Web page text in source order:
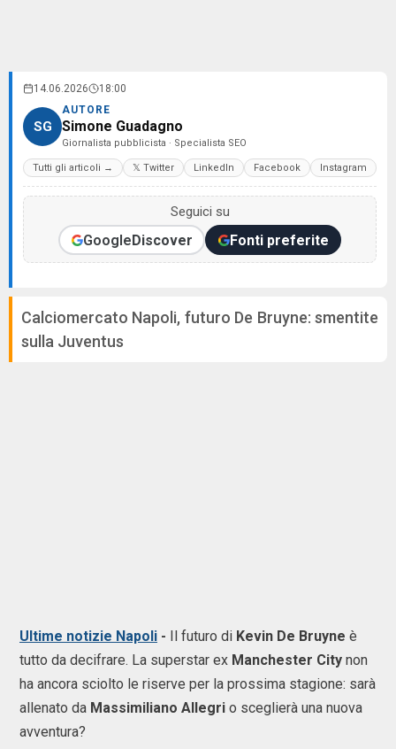
14.06.2026 18:00
SG
AUTORE
Simone Guadagno
Giornalista pubblicista · Specialista SEO
Tutti gli articoli → 𝕏 Twitter LinkedIn Facebook Instagram
Seguici su
GoogleDiscover Fonti preferite
Calciomercato Napoli, futuro De Bruyne: smentite
sulla Juventus
Ultime notizie Napoli - Il futuro di Kevin De Bruyne è
tutto da decifrare. La superstar ex Manchester City non
ha ancora sciolto le riserve per la prossima stagione: sarà
allenato da Massimiliano Allegri o sceglierà una nuova
avventura?